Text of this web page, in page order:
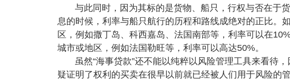
与此同时，因为其标的是货物、船只，行权与否在于
息的时候，利率与船只航行的历程和路线成绝对的正比。
区，例如撒丁岛、科西嘉岛、法国南部等，利率可以在
城市或地区，例如法国勒旺等，利率可以高达50%。
虽然“海事贷款”还不能以纯粹以风险管理工具来看待
疑证明了权利的买卖在很早以前就已经被人们用于风险的管